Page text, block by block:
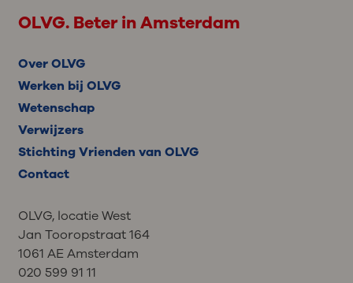
OLVG. Beter in Amsterdam
Over OLVG
Werken bij OLVG
Wetenschap
Verwijzers
Stichting Vrienden van OLVG
Contact
OLVG, locatie West
Jan Tooropstraat 164
1061 AE Amsterdam
020 599 91 11